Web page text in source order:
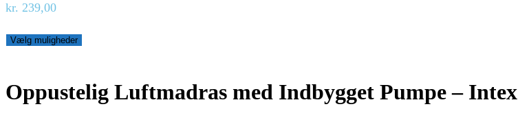
kr. 239,00
Vælg muligheder
Oppustelig Luftmadras med Indbygget Pumpe – Intex